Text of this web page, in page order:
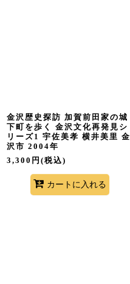
金沢歴史探訪 加賀前田家の城
下町を歩く 金沢文化再発見シ
リーズ1 宇佐美孝 横井美里 金
沢市 2004年
3,300 円 (税込)
カートに入れる